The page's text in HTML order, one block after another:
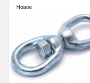
Новое